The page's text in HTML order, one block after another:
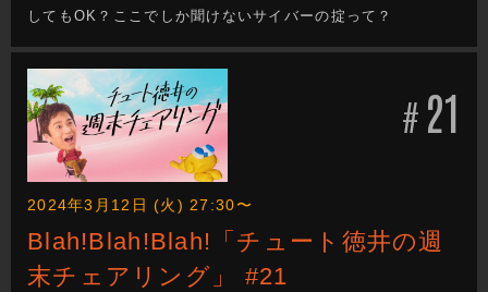
してもOK？ここでしか聞けないサイバーの掟って？
# 21
2024年3月12日 (火) 27:30〜
Blah!Blah!Blah!「チュート徳井の週
末チェアリング」 #21